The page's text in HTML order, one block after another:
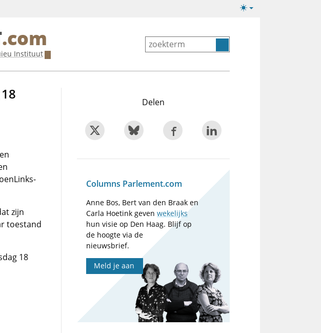
Lichte/donkere
.com
Instituut
zijn
toestand
18
Delen
Columns Parlement.com
Anne Bos, Bert van den Braak en
Carla Hoetink gevenwekelijks
hun visie op Den Haag. Blijf op
de hoogte via de
nieuwsbrief.
Meld je aan